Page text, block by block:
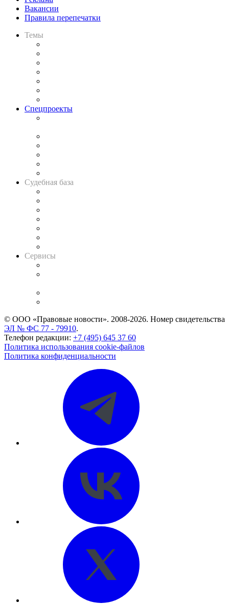
Вакансии
Правила перепечатки
Темы
Спецпроекты
Судебная база
Сервисы
© ООО «Правовые новости». 2008-2026. Номер свидетельства
ЭЛ № ФС 77 - 79910.
Телефон редакции: +7 (495) 645 37 60
Политика использования cookie-файлов
Политика конфиденциальности